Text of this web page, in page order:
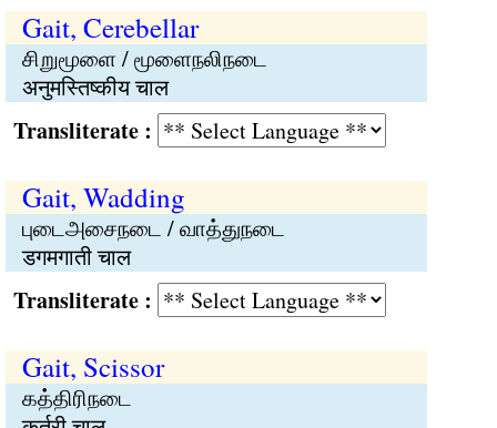
Gait, Cerebellar
சிறுமூளை / மூளைநலிநடை
अनुमस्तिष्कीय चाल
:
Gait, Wadding
புடைஅசைநடை / வாத்துநடை
डगमगाती चाल
:
Gait, Scissor
கத்திரிநடை